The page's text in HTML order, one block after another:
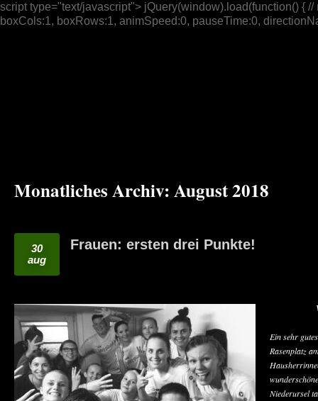
script type="text/javascript"> jQuery(window).load(function() {
boxCols:1, boxRows:1, animSpeed:0, pauseTime:0,
Monatliches Archiv:August 2018
30
aug
Frauen: ersten drei Punkte!
Ein sehr
Rasenplatz
Niederursel